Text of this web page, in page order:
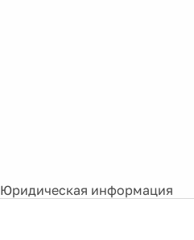
Юридическая информация